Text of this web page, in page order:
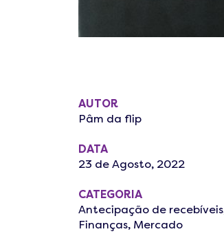
AUTOR
Pâm da flip
DATA
23 de Agosto, 2022
CATEGORIA
Antecipação de recebíveis
Finanças, Mercado